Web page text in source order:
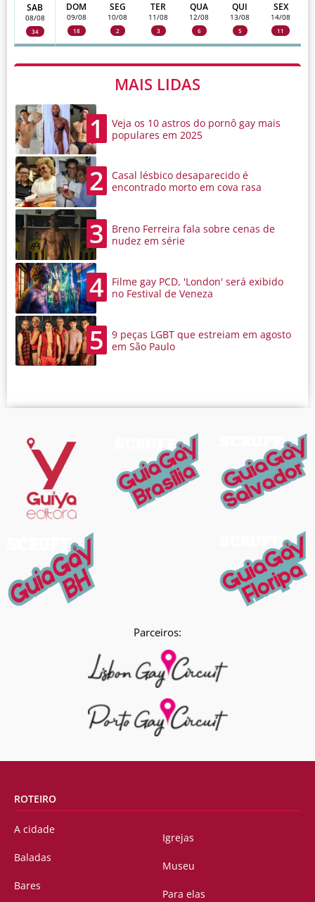
SAB
08/08
34
DOM
09/08
18
SEG
10/08
2
TER
11/08
3
QUA
12/08
6
QUI
13/08
5
SEX
14/08
11
MAIS LIDAS
1
Veja os 10 astros do pornô gay mais
populares em 2025
2
Casal lésbico desaparecido é
encontrado morto em cova rasa
3
Breno Ferreira fala sobre cenas de
nudez em série
4
Filme gay PCD, 'London' será exibido
no Festival de Veneza
5
9 peças LGBT que estreiam em agosto
em São Paulo
Parceiros:
ROTEIRO
A cidade
Baladas
Bares
Igrejas
Museu
Para elas